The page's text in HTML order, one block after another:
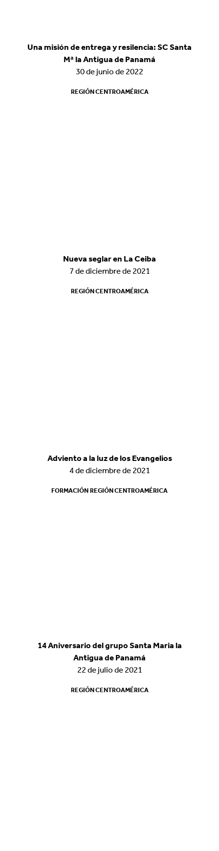
Una misión de entrega y resilencia: SC Santa
Mª la Antigua de Panamá
30 de junio de 2022
REGIÓN CENTROAMÉRICA
Una misión de entrega y resilencia: SC Santa
Mª la Antigua de Panamá
30 de junio de 2022
REGIÓN CENTROAMÉRICA
Nueva seglar en La Ceiba
7 de diciembre de 2021
REGIÓN CENTROAMÉRICA
Nueva seglar en La Ceiba
7 de diciembre de 2021
REGIÓN CENTROAMÉRICA
Adviento a la luz de los Evangelios
4 de diciembre de 2021
FORMACIÓN REGIÓN CENTROAMÉRICA
Adviento a la luz de los Evangelios
4 de diciembre de 2021
FORMACIÓN REGIÓN CENTROAMÉRICA
14 Aniversario del grupo Santa Maria la
Antigua de Panamá
22 de julio de 2021
REGIÓN CENTROAMÉRICA
14 Aniversario del grupo Santa Maria la
Antigua de Panamá
22 de julio de 2021
REGIÓN CENTROAMÉRICA